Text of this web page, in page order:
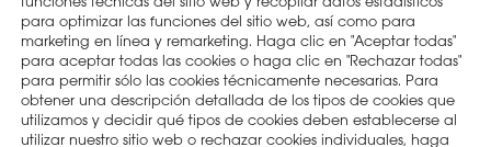
para optimizar las funciones del sitio web, así como para
marketing en línea y remarketing. Haga clic en "Aceptar todas"
para aceptar todas las cookies o haga clic en "Rechazar todas"
para permitir sólo las cookies técnicamente necesarias. Para
obtener una descripción detallada de los tipos de cookies que
utilizamos y decidir qué tipos de cookies deben establecerse al
utilizar nuestro sitio web o rechazar cookies individuales, haga